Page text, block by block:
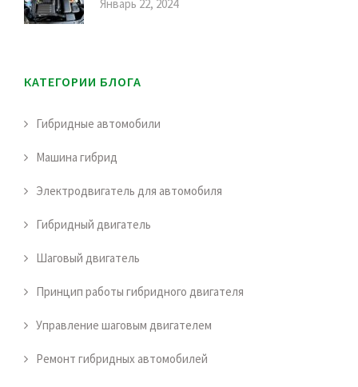
Январь 22, 2024
КАТЕГОРИИ БЛОГА
Гибридные автомобили
Машина гибрид
Электродвигатель для автомобиля
Гибридный двигатель
Шаговый двигатель
Принцип работы гибридного двигателя
Управление шаговым двигателем
Ремонт гибридных автомобилей